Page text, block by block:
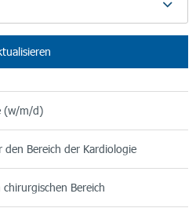
(w/m/d)
Bereich der Kardiologie
Bereich